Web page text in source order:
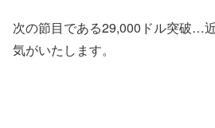
次の節目である29,000ドル突破…
気がいたします。